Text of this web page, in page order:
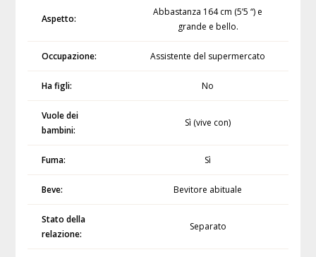
Aspetto:
Abbastanza 164 cm (5’5 “) e
grande e bello.
Occupazione: Assistente del supermercato
Ha figli: No
Vuole dei
bambini:
Sì (vive con)
Fuma: Sì
Beve: Bevitore abituale
Stato della
relazione:
Separato